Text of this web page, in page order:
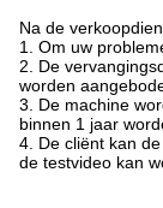
Na de
1. Om uw
2. De
worden
3. De machine
binnen 1 jaar
4. De cliënt kan
de testvideo kan